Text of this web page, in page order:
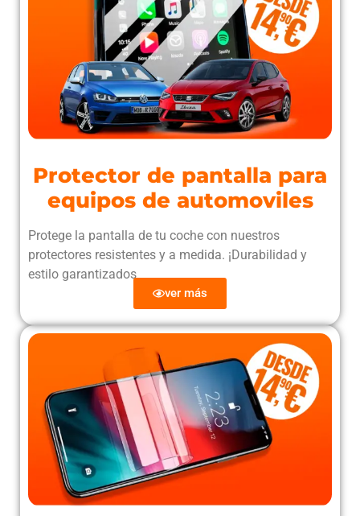
Protector de pantalla para
equipos de automoviles
Protege la pantalla de tu coche con nuestros
protectores resistentes y a medida. ¡Durabilidad y
estilo garantizados
ver más